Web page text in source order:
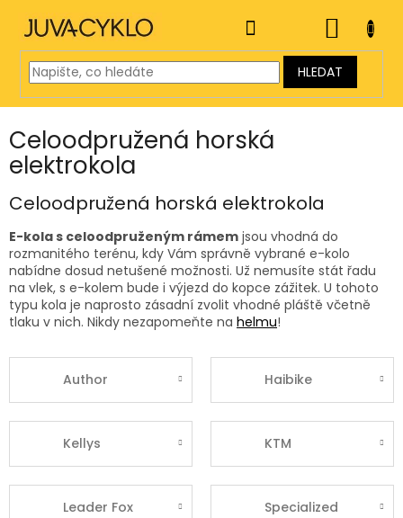
obsah
HLEDAT
KOŠÍK
Celoodpružená horská
elektrokola
Celoodpružená horská elektrokola
E-kola s celoodpruženým rámem jsou vhodná do
rozmanitého terénu, kdy Vám správně vybrané e-kolo
nabídne dosud netušené možnosti. Už nemusíte stát řadu
na vlek, s e-kolem bude i výjezd do kopce zážitek. U tohoto
typu kola je naprosto zásadní zvolit vhodné pláště včetně
tlaku v nich. Nikdy nezapomeňte na helmu!
Author Haibike
Kellys KTM
Leader Fox Specialized